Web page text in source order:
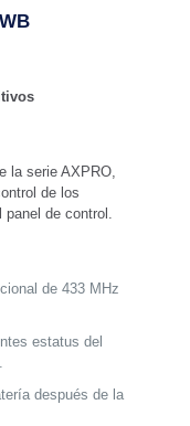
la serie AXPRO,
de los
de control.
de 433 MHz
estatus del
después de la